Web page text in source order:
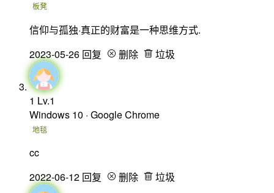
板凳
信仰与孤独·真正的财富是一种思维方式.
2023-05-26 回复 删除 垃圾
1 Lv.1
Windows 10 · Google Chrome
地毯
cc
2022-06-12 回复 删除 垃圾